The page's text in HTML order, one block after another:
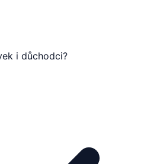
i důchodci?